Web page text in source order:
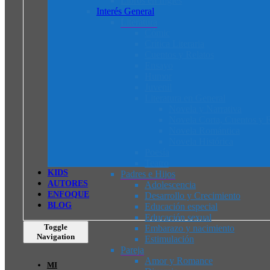
Interés General
Padres e Hijos
Adolescencia
Desarrollo y Crecimiento
Educación especial
Educación sexual
Embarazo y nacimiento
Estimulación
Pareja
Amor y Romance
KIDS
AUTORES
ENFOQUE
BLOG
Toggle
Navigation
MI